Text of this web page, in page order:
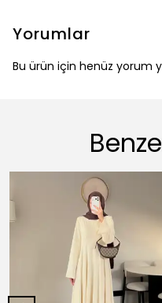
Yorumlar
Bu ürün için henüz yorum